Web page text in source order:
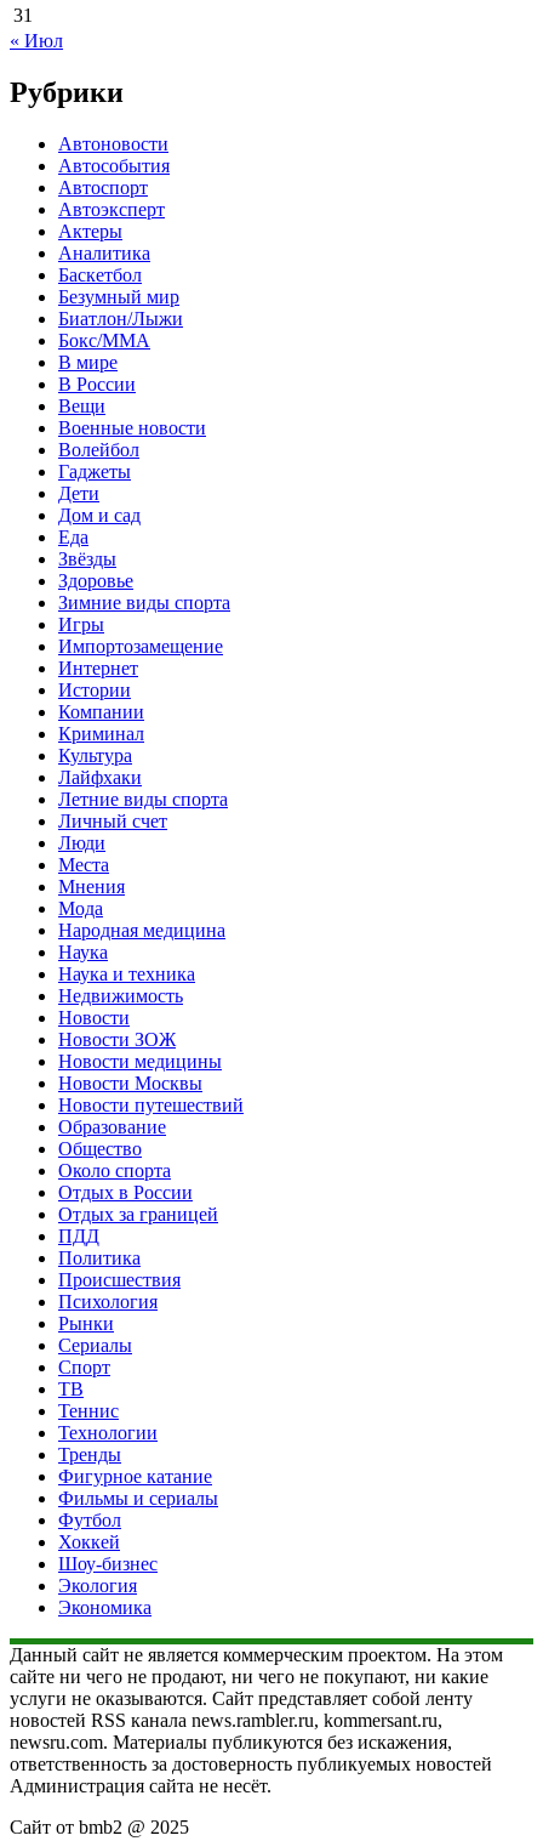
31
« Июл
Рубрики
Автоновости
Автособытия
Автоспорт
Автоэксперт
Актеры
Аналитика
Баскетбол
Безумный мир
Биатлон/Лыжи
Бокс/MMA
В мире
В России
Вещи
Военные новости
Волейбол
Гаджеты
Дети
Дом и сад
Еда
Звёзды
Здоровье
Зимние виды спорта
Игры
Импортозамещение
Интернет
Истории
Компании
Криминал
Культура
Лайфхаки
Летние виды спорта
Личный счет
Люди
Места
Мнения
Мода
Народная медицина
Наука
Наука и техника
Недвижимость
Новости
Новости ЗОЖ
Новости медицины
Новости Москвы
Новости путешествий
Образование
Общество
Около спорта
Отдых в России
Отдых за границей
ПДД
Политика
Происшествия
Психология
Рынки
Сериалы
Спорт
ТВ
Теннис
Технологии
Тренды
Фигурное катание
Фильмы и сериалы
Футбол
Хоккей
Шоу-бизнес
Экология
Экономика
Данный сайт не является коммерческим проектом. На этом
сайте ни чего не продают, ни чего не покупают, ни какие
услуги не оказываются. Сайт представляет собой ленту
новостей RSS канала news.rambler.ru, kommersant.ru,
newsru.com. Материалы публикуются без искажения,
ответственность за достоверность публикуемых новостей
Администрация сайта не несёт.
Сайт от bmb2 @ 2025